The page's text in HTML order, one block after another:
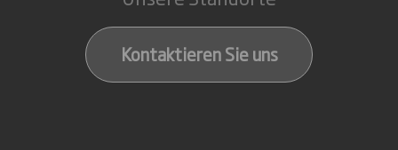
Kontaktieren Sie uns